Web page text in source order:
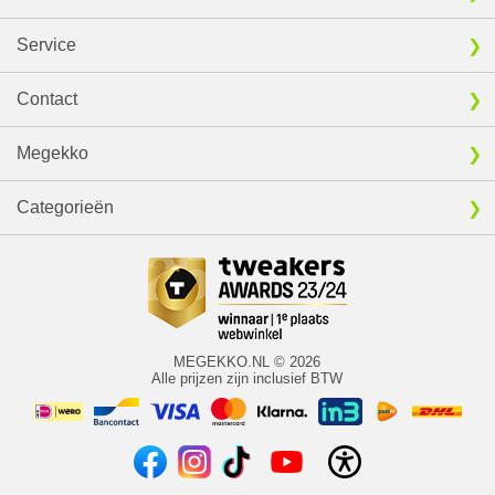
Service
Contact
Megekko
Categorieën
MEGEKKO.NL © 2026
Alle prijzen zijn inclusief BTW